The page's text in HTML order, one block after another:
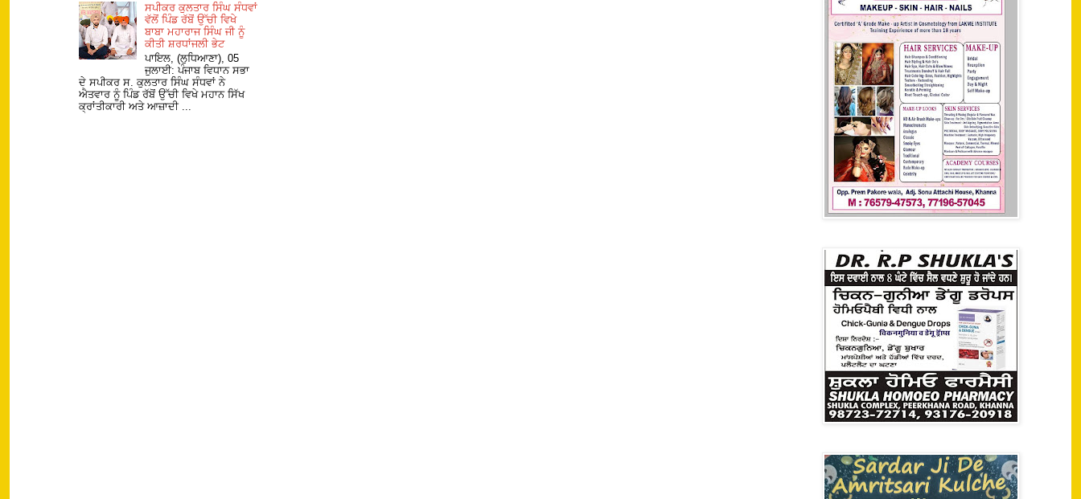
ਸਪੀਕਰ ਕੁਲਤਾਰ ਸਿੰਘ ਸੰਧਵਾਂ
ਵੱਲੋਂ ਪਿੰਡ ਰੱਬੋਂ ਉੱਚੀ ਵਿਖੇ
ਬਾਬਾ ਮਹਾਰਾਜ ਸਿੰਘ ਜੀ ਨੂੰ
ਕੀਤੀ ਸ਼ਰਧਾਂਜਲੀ ਭੇਟ
ਪਾਇਲ, (ਲੁਧਿਆਣਾ), 05
ਜੁਲਾਈ: ਪੰਜਾਬ ਵਿਧਾਨ ਸਭਾ
ਦੇ ਸਪੀਕਰ ਸ. ਕੁਲਤਾਰ ਸਿੰਘ ਸੰਧਵਾਂ ਨੇ
ਐਤਵਾਰ ਨੂੰ ਪਿੰਡ ਰੱਬੋਂ ਉੱਚੀ ਵਿਖੇ ਮਹਾਨ ਸਿੱਖ
ਕ੍ਰਾਂਤੀਕਾਰੀ ਅਤੇ ਆਜ਼ਾਦੀ ...